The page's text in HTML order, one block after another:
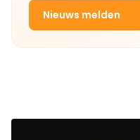
Nieuws melden